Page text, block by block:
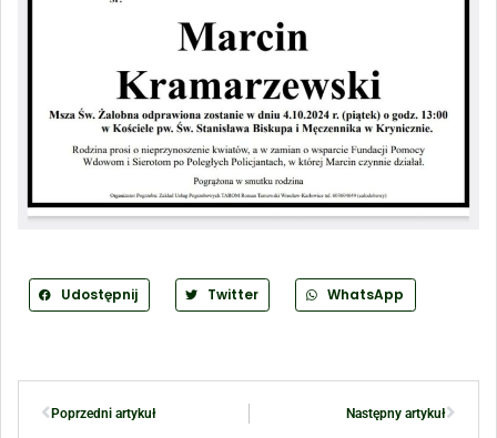
Udostępnij Twitter WhatsApp
Poprzedni artykuł Następny artykuł